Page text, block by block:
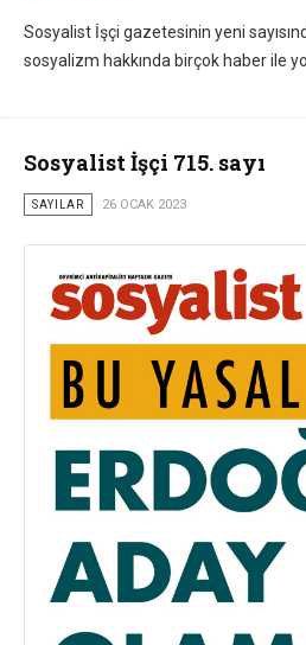
Sosyalist İşçi gazetesinin yeni
sosyalizm hakkında birçok haber ile
Sosyalist İşçi 715. sayı
SAYILAR 26 OCAK 2023